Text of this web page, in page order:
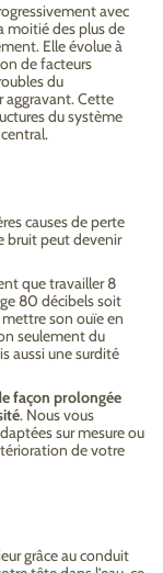
avec
moitié des plus de
Elle évolue à
de facteurs
du
aggravant. Cette
du système
causes de perte
bruit peut devenir
que travailler 8
80 décibels soit
mettre son ouïe en
seulement du
aussi une surdité
façon prolongée
. Nous vous
sur mesure ou
de votre
grâce au conduit